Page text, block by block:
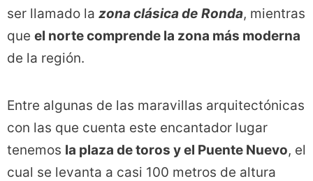
ser llamado la zona clásica de Ronda, mientras
que el norte comprende la zona más moderna
de la región.
Entre algunas de las maravillas arquitectónicas
con las que cuenta este encantador lugar
tenemos la plaza de toros y el Puente Nuevo, el
cual se levanta a casi 100 metros de altura